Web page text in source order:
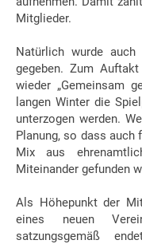
Mitglieder.
Natürlich wurde
gegeben. Zum
wieder „Gemeinsam
langen Winter die
unterzogen werden.
Planung, so dass auch
Mix aus
Miteinander gefunden
Als Höhepunkt der
eines neuen
satzungsgemäß